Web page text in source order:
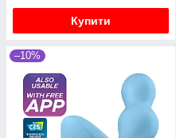
Купити
–10%